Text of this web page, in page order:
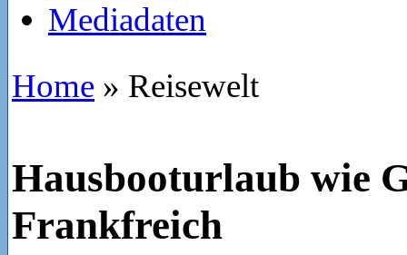
Mediadaten
Home » Reisewelt
Hausbooturlaub wie
Frankfreich